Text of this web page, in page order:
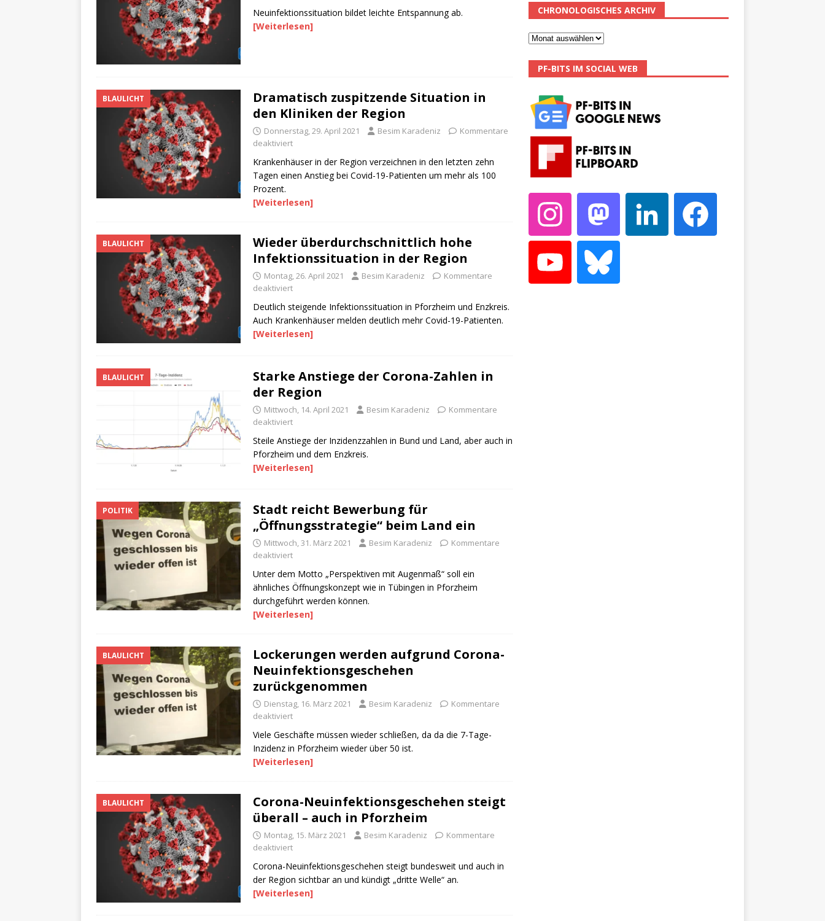
Neuinfektionssituation bildet leichte Entspannung ab.
[Weiterlesen]
BLAULICHT
Dramatisch zuspitzende Situation in
den Kliniken der Region
Donnerstag, 29. April 2021 Besim Karadeniz
Kommentare
deaktiviert
Krankenhäuser in der Region verzeichnen in den letzten zehn
Tagen einen Anstieg bei Covid-19-Patienten um mehr als 100
Prozent.
[Weiterlesen]
BLAULICHT
Wieder überdurchschnittlich hohe
Infektionssituation in der Region
Montag, 26. April 2021 Besim Karadeniz
Kommentare
deaktiviert
Deutlich steigende Infektionssituation in Pforzheim und Enzkreis.
Auch Krankenhäuser melden deutlich mehr Covid-19-Patienten.
[Weiterlesen]
BLAULICHT
Starke Anstiege der Corona-Zahlen in
der Region
Mittwoch, 14. April 2021 Besim Karadeniz
Kommentare
deaktiviert
Steile Anstiege der Inzidenzzahlen in Bund und Land, aber auch in
Pforzheim und dem Enzkreis.
[Weiterlesen]
POLITIK
Stadt reicht Bewerbung für
„Öffnungsstrategie“ beim Land ein
Mittwoch, 31. März 2021 Besim Karadeniz
Kommentare
deaktiviert
Unter dem Motto „Perspektiven mit Augenmaß“ soll ein
ähnliches Öffnungskonzept wie in Tübingen in Pforzheim
durchgeführt werden können.
[Weiterlesen]
BLAULICHT
Lockerungen werden aufgrund Corona-
Neuinfektionsgeschehen
zurückgenommen
Dienstag, 16. März 2021 Besim Karadeniz
Kommentare
deaktiviert
Viele Geschäfte müssen wieder schließen, da da die 7-Tage-
Inzidenz in Pforzheim wieder über 50 ist.
[Weiterlesen]
BLAULICHT
Corona-Neuinfektionsgeschehen steigt
überall – auch in Pforzheim
Montag, 15. März 2021 Besim Karadeniz
Kommentare
deaktiviert
Corona-Neuinfektionsgeschehen steigt bundesweit und auch in
der Region sichtbar an und kündigt „dritte Welle“ an.
[Weiterlesen]
CHRONOLOGISCHES ARCHIV
PF-BITS IM SOCIAL WEB